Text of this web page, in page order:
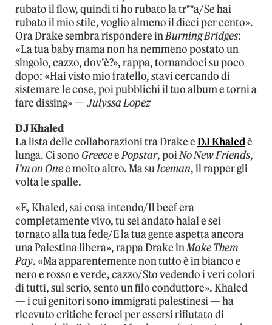
rubato il flow, quindi ti ho rubato la tr**a/Se hai
rubato il mio stile, voglio almeno il dieci per cento».
Ora Drake sembra rispondere inBurning Bridges:
«La tua baby mama non ha nemmeno postato un
singolo, cazzo, dov’è?», rappa, tornandoci su poco
dopo: «Hai visto mio fratello, stavi cercando di
sistemare le cose, poi pubblichi il tuo album e torni a
fare dissing» —Julyssa Lopez
DJ Khaled
La lista delle collaborazioni tra Drake eDJ Khaledè
lunga. Ci sono GreeceePopstar, poiNo New Friends,
I’m on Onee molto altro. Ma suIceman, il rapper gli
volta le spalle.
«E, Khaled, sai cosa intendo/Il beef era
completamente vivo, tu sei andato halal e sei
tornato alla tua fede/E la tua gente aspetta ancora
una Palestina libera», rappa Drake inMake Them
Pay. «Ma apparentemente non tutto è in bianco e
nero e rosso e verde, cazzo/Sto vedendo i veri colori
di tutti, sul serio, sento un filo conduttore». Khaled
— i cui genitori sono immigrati palestinesi — ha
ricevuto critiche feroci per essersi rifiutato di